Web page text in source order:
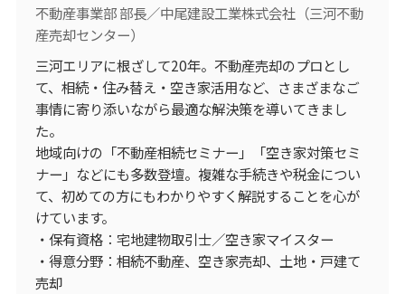
不動産事業部 部長／中尾建設工業株式会社（三河不動
産売却センター）
三河エリアに根ざして20年。不動産売却のプロとし
て、相続・住み替え・空き家活用など、さまざまなご
事情に寄り添いながら最適な解決策を導いてきまし
た。
地域向けの「不動産相続セミナー」「空き家対策セミ
ナー」などにも多数登壇。複雑な手続きや税金につい
て、初めての方にもわかりやすく解説することを心が
けています。
・保有資格：宅地建物取引士／空き家マイスター
・得意分野：相続不動産、空き家売却、土地・戸建て
売却